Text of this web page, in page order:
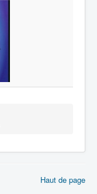
Haut de page